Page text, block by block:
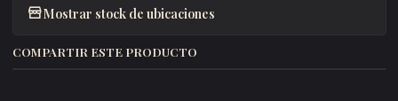
Mostrar stock de ubicaciones
COMPARTIR ESTE PRODUCTO